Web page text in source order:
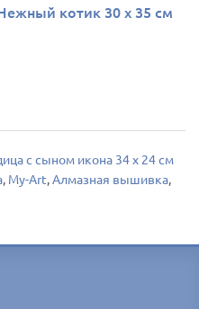
котик 30 х 35 см
с сыном икона 34 х 24 см
, My-Art,Алмазная вышивка,